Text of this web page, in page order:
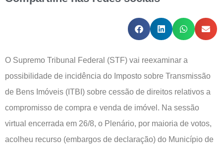
O Supremo Tribunal Federal (STF) vai reexaminar a
possibilidade de incidência do Imposto sobre Transmissão
de Bens Imóveis (ITBI) sobre cessão de direitos relativos a
compromisso de compra e venda de imóvel. Na sessão
virtual encerrada em 26/8, o Plenário, por maioria de votos,
acolheu recurso (embargos de declaração) do Município de